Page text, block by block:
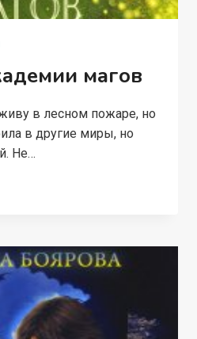
магов
в лесном пожаре, но
в другие миры, но
Не…